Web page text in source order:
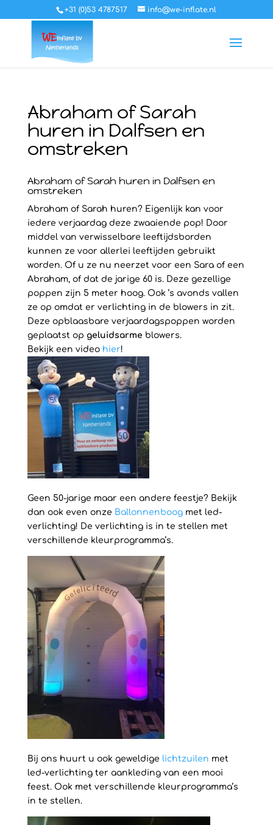
+31 (0)53 4787517 info@we-inflate.nl
Abraham of Sarah
huren in Dalfsen en
omstreken
Abraham of Sarah huren in Dalfsen en
omstreken
Abraham of Sarah huren? Eigenlijk kan voor
iedere verjaardag deze zwaaiende pop! Door
middel van verwisselbare leeftijdsborden
kunnen ze voor allerlei leeftijden gebruikt
worden. Of u ze nu neerzet voor een Sara of een
Abraham, of dat de jarige 60 is. Deze gezellige
poppen zijn 5 meter hoog. Ook ’s avonds vallen
ze op omdat er verlichting in de blowers in zit.
Deze opblaasbare verjaardagspoppen worden
geplaatst op geluidsarme blowers.
Bekijk een video hier!
Geen 50-jarige maar een andere feestje? Bekijk
dan ook even onze Ballonnenboogmet led-
verlichting! De verlichting is in te stellen met
verschillende kleurprogramma’s.
Bij ons huurt u ook geweldige lichtzuilen met
led-verlichting ter aankleding van een mooi
feest. Ook met verschillende kleurprogramma’s
in te stellen.